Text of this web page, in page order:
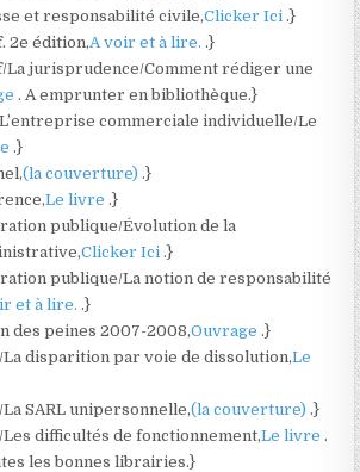
et responsabilité civile,Clicker Ici .}
2e édition,A voir et à lire. .}
jurisprudence/Comment rédiger une
. A emprunter en bibliothèque.}
commerciale individuelle/Le
.}
(la couverture) .}
Le livre .}
publique/Évolution de la
Clicker Ici .}
publique/La notion de responsabilité
et à lire. .}
des peines 2007-2008,Ouvrage .}
disparition par voie de dissolution,Le
SARL unipersonnelle,(la couverture) .}
difficultés de fonctionnement,Le livre .
les bonnes librairies.}